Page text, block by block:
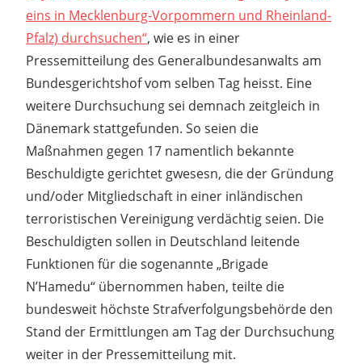
eins in Mecklenburg-Vorpommern und Rheinland-
Pfalz) durchsuchen“, wie es in einer
Pressemitteilung des Generalbundesanwalts am
Bundesgerichtshof vom selben Tag heisst. Eine
weitere Durchsuchung sei demnach zeitgleich in
Dänemark stattgefunden. So seien die
Maßnahmen gegen 17 namentlich bekannte
Beschuldigte gerichtet gwesesn, die der Gründung
und/oder Mitgliedschaft in einer inländischen
terroristischen Vereinigung verdächtig seien. Die
Beschuldigten sollen in Deutschland leitende
Funktionen für die sogenannte „Brigade
N’Hamedu“ übernommen haben, teilte die
bundesweit höchste Strafverfolgungsbehörde den
Stand der Ermittlungen am Tag der Durchsuchung
weiter in der Pressemitteilung mit.